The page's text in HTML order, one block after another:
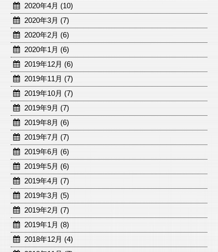
2020年4月 (10)
2020年3月 (7)
2020年2月 (6)
2020年1月 (6)
2019年12月 (6)
2019年11月 (7)
2019年10月 (7)
2019年9月 (7)
2019年8月 (6)
2019年7月 (7)
2019年6月 (6)
2019年5月 (6)
2019年4月 (7)
2019年3月 (5)
2019年2月 (7)
2019年1月 (8)
2018年12月 (4)